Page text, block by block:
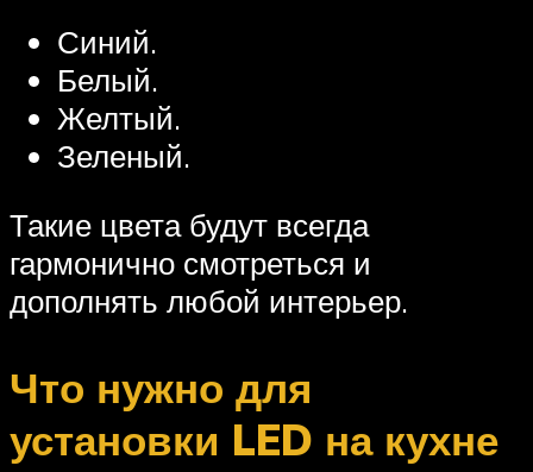
Синий.
Белый.
Желтый.
Зеленый.
Такие цвета будут всегда
гармонично смотреться и
дополнять любой интерьер.
Что нужно для
установки LED на кухне